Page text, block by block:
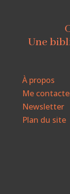
Une
À propos
Me
Newsletter
Plan du site